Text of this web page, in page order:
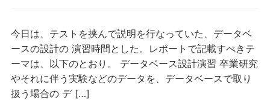
今日は、テストを挟んで説明を行なっていた、データベ
ースの設計の 演習時間とした。レポートで記載すべきテ
ーマは、以下のとおり。 データベース設計演習 卒業研究
やそれに伴う実験などのデータを、データベースで取り
扱う場合の デ […]